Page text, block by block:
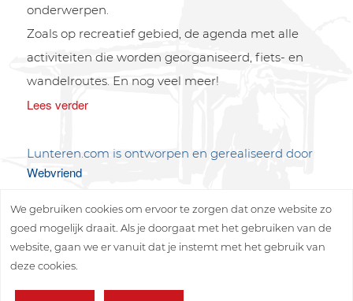
onderwerpen.
Zoals op recreatief gebied, de agenda met alle
activiteiten die worden georganiseerd, fiets- en
wandelroutes. En nog veel meer!
Lees verder
Lunteren.com is ontworpen en gerealiseerd door
Webvriend
We gebruiken cookies om ervoor te zorgen dat onze website zo
goed mogelijk draait. Als je doorgaat met het gebruiken van de
website, gaan we er vanuit dat je instemt met het gebruik van
deze cookies.